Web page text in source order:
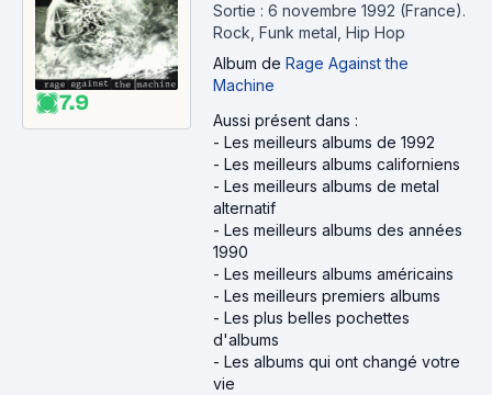
7.9
Sortie : 6 novembre 1992 (France).
Rock, Funk metal, Hip Hop
Album de Rage Against the
Machine
Aussi présent dans :
- Les meilleurs albums de 1992
- Les meilleurs albums californiens
- Les meilleurs albums de metal
alternatif
- Les meilleurs albums des années
1990
- Les meilleurs albums américains
- Les meilleurs premiers albums
- Les plus belles pochettes
d'albums
- Les albums qui ont changé votre
vie